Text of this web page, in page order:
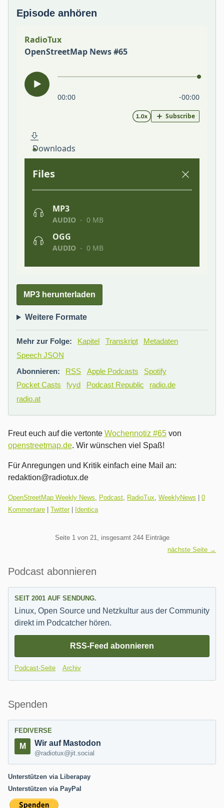
Episode anhören
MP3 herunterladen
Weitere Formate
Mehr zur Folge: Kapitel Transkript
Metadaten
Speech JSON
Abonnieren:
RSS Apple Podcasts
Spotify
Pocket Casts
fyyd Podcast Republic
radio.de
radio.at
Freut euch auf die vertonte Wochennotiz #65 von
openstreetmap.de. Wir wünschen viel Spaß!
Für Anregungen und Kritik einfach eine Mail an:
redaktion@radiotux.de
Kategorien:
OpenStreetMap Weekly News Podcast RadioTux WeeklyNews
0
Kommentare
Twitter| Identica
PaginationSeite 1 von 21, insgesamt 244 Einträge
nächste Seite →
Seitenleiste
Podcast abonnieren
SEIT 2001 AUF SENDUNG.
Linux, Open Source und Netzkultur aus der Community
direkt im Podcatcher hören.
RSS-Feed abonnieren
Podcast-Seite Archiv
Spenden
FEDIVERSE
Wir auf Mastodon
@radiotux@jit.social
Unterstützen via Liberapay
Unterstützen via PayPal